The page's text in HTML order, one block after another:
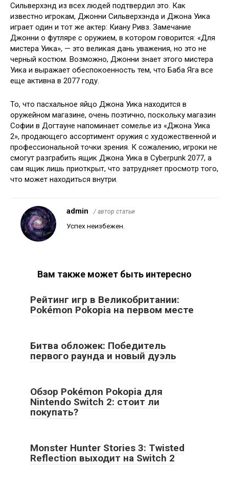
Сильверхэнд из всех людей подтвердил это. Как
известно игрокам, Джонни Сильверхэнда и Джона Уика
играет один и тот же актер: Киану Ривз. Замечание
Джонни о футляре с оружием, в котором говорится: «Для
мистера Уика», — это великая дань уважения, но это не
черный костюм. Возможно, Джонни знает этого мистера
Уика и выражает обеспокоенность тем, что Баба Яга все
еще активна в 2077 году.
То, что пасхальное яйцо Джона Уика находится в
оружейном магазине, очень поэтично, поскольку магазин
Софии в Догтауне напоминает сомелье из «Джона Уика
2», продающего ассортимент оружия с художественной и
профессиональной точки зрения. К сожалению, игроки не
смогут разграбить ящик Джона Уика в Cyberpunk 2077, а
сам ящик лишь приоткрыт, что затрудняет просмотр того,
что может находиться внутри.
admin / автор статьи
Успех неизбежен.
Вам также может быть интересно
Рейтинг игр в Великобритании:
Pokémon Pokopia на первом месте
Битва обложек: Победитель
первого раунда и новый дуэль
Обзор Pokémon Pokopia для
Nintendo Switch 2: стоит ли
покупать?
Monster Hunter Stories 3: Twisted
Reflection выходит на Switch 2